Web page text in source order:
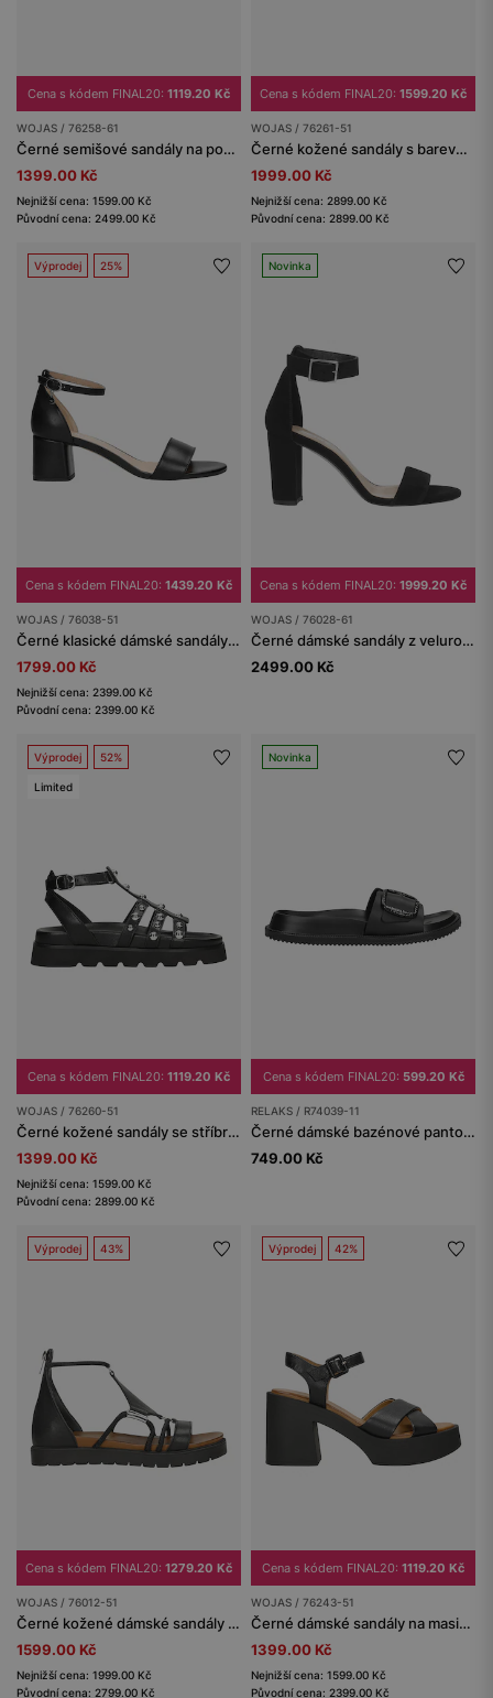
Cena s kódem FINAL20: 1119.20 Kč
WOJAS / 76258-61
Černé semišové sandály na podpatku
1399.00 Kč
Nejnižší cena: 1599.00 Kč
Původní cena: 2499.00 Kč
Cena s kódem FINAL20: 1599.20 Kč
WOJAS / 76261-51
Černé kožené sandály s barevnými ozdobami
1999.00 Kč
Nejnižší cena: 2899.00 Kč
Původní cena: 2899.00 Kč
Výprodej 25%
Cena s kódem FINAL20: 1439.20 Kč
WOJAS / 76038-51
Černé klasické dámské sandály na podpatku
1799.00 Kč
Nejnižší cena: 2399.00 Kč
Původní cena: 2399.00 Kč
Novinka
Cena s kódem FINAL20: 1999.20 Kč
WOJAS / 76028-61
Černé dámské sandály z velurové kůže s vysokým podpatkem
2499.00 Kč
Výprodej 52%
Limited
Cena s kódem FINAL20: 1119.20 Kč
WOJAS / 76260-51
Černé kožené sandály se stříbrnými cvočky
1399.00 Kč
Nejnižší cena: 1599.00 Kč
Původní cena: 2899.00 Kč
Novinka
Cena s kódem FINAL20: 599.20 Kč
RELAKS / R74039-11
Černé dámské bazénové pantofle RELAKS
749.00 Kč
Výprodej 43%
Cena s kódem FINAL20: 1279.20 Kč
WOJAS / 76012-51
Černé kožené dámské sandály s kovovými detaily
1599.00 Kč
Nejnižší cena: 1999.00 Kč
Původní cena: 2799.00 Kč
Výprodej 42%
Cena s kódem FINAL20: 1119.20 Kč
WOJAS / 76243-51
Černé dámské sandály na masivním sloupku
1399.00 Kč
Nejnižší cena: 1599.00 Kč
Původní cena: 2399.00 Kč